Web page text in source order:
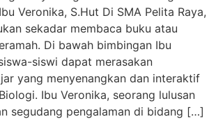
Veronika, S.Hut Di SMA Pelita Raya,
sekadar membaca buku atau
Di bawah bimbingan Ibu
siswi dapat merasakan
yang menyenangkan dan interaktif
Ibu Veronika, seorang lulusan
segudang pengalaman di bidang […]